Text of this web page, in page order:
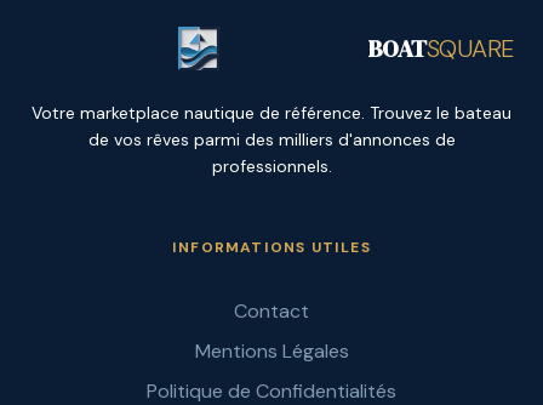
BOATSQUARE
Votre marketplace nautique de référence. Trouvez le bateau
de vos rêves parmi des milliers d'annonces de
professionnels.
INFORMATIONS UTILES
Contact
Mentions Légales
Politique de Confidentialités